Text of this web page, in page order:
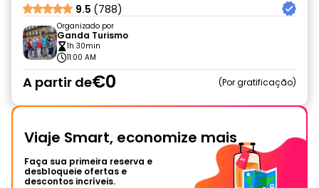
9.5 (788)
Organizado por
Ganda Turismo
1h 30min
11:00 AM
A partir de€0 Por gratificação
Viaje Smart, economize mais
Faça sua primeira reserva e
desbloqueie ofertas e
descontos incríveis.